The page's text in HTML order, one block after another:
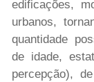
edificações,
urbanos,
quantidade
de idade,
percepção),